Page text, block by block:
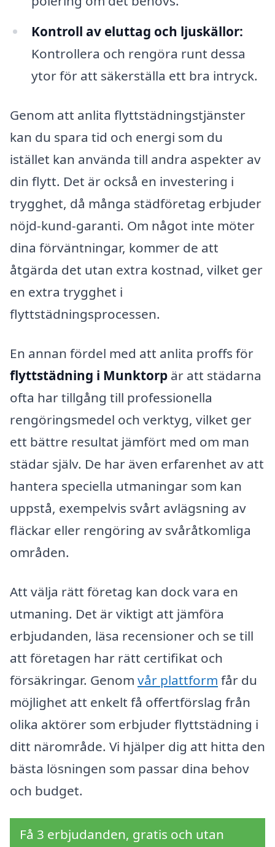
Kontroll av eluttag och ljuskällor:
Kontrollera och rengöra runt dessa
ytor för att säkerställa ett bra intryck.
Genom att anlita flyttstädningstjänster
kan du spara tid och energi som du
istället kan använda till andra aspekter av
din flytt. Det är också en investering i
trygghet, då många städföretag erbjuder
nöjd-kund-garanti. Om något inte möter
dina förväntningar, kommer de att
åtgärda det utan extra kostnad, vilket ger
en extra trygghet i
flyttstädningsprocessen.
En annan fördel med att anlita proffs för
flyttstädning i Munktorp är att städarna
ofta har tillgång till professionella
rengöringsmedel och verktyg, vilket ger
ett bättre resultat jämfört med om man
städar själv. De har även erfarenhet av att
hantera speciella utmaningar som kan
uppstå, exempelvis svårt avlägsning av
fläckar eller rengöring av svåråtkomliga
områden.
Att välja rätt företag kan dock vara en
utmaning. Det är viktigt att jämföra
erbjudanden, läsa recensioner och se till
att företagen har rätt certifikat och
försäkringar. Genom vår plattform får du
möjlighet att enkelt få offertförslag från
olika aktörer som erbjuder flyttstädning i
ditt närområde. Vi hjälper dig att hitta den
bästa lösningen som passar dina behov
och budget.
Få 3 erbjudanden, gratis och utan